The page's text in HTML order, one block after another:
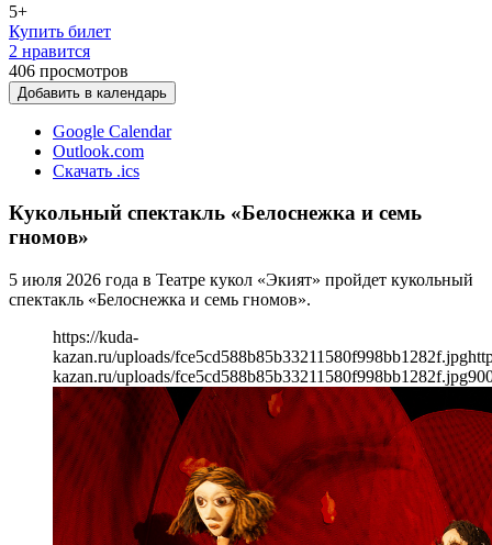
5+
Купить билет
2 нравится
406 просмотров
Добавить в календарь
Google Calendar
Outlook.com
Скачать .ics
Кукольный спектакль «Белоснежка и семь
гномов»
5 июля 2026 года в Театре кукол «Экият» пройдет кукольный
спектакль «Белоснежка и семь гномов».
https://kuda-
kazan.ru/uploads/fce5cd588b85b33211580f998bb1282f.jpg
kazan.ru/uploads/fce5cd588b85b33211580f998bb1282f.jpg